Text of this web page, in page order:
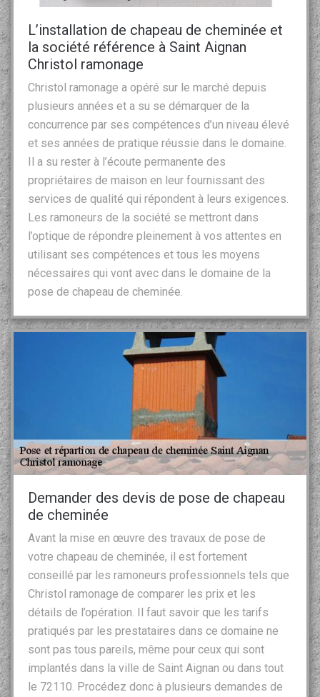
L’installation de chapeau de cheminée et
la société référence à Saint Aignan
Christol ramonage
Christol ramonage a opéré sur le marché depuis
plusieurs années et a su se démarquer de la
concurrence par ses compétences d’un niveau élevé
et ses années de pratique réussie dans le domaine.
Il a su rester à l’écoute permanente des
propriétaires de maison en leur fournissant des
services de qualité qui répondent à leurs exigences.
Les ramoneurs de la société se mettront dans
l’optique de répondre pleinement à vos attentes en
utilisant ses compétences et tous les moyens
nécessaires qui vont avec dans le domaine de la
pose de chapeau de cheminée.
Demander des devis de pose de chapeau
de cheminée
Avant la mise en œuvre des travaux de pose de
votre chapeau de cheminée, il est fortement
conseillé par les ramoneurs professionnels tels que
Christol ramonage de comparer les prix et les
détails de l’opération. Il faut savoir que les tarifs
pratiqués par les prestataires dans ce domaine ne
sont pas tous pareils, même pour ceux qui sont
implantés dans la ville de Saint Aignan ou dans tout
le 72110. Procédez donc à plusieurs demandes de